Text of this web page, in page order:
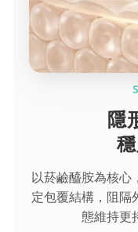
隱
以菸鹼醯胺為核心
定包覆結構，阻隔
態維持更